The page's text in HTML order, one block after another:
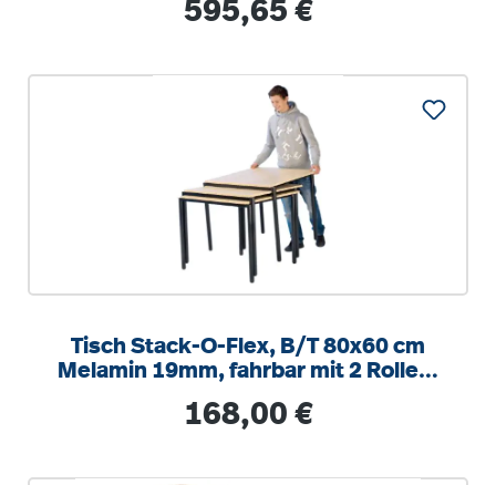
Regulärer Preis:
595,65 €
Tisch Stack-O-Flex, B/T 80x60 cm
Melamin 19mm, fahrbar mit 2 Rollen,
Regulärer Preis:
168,00 €